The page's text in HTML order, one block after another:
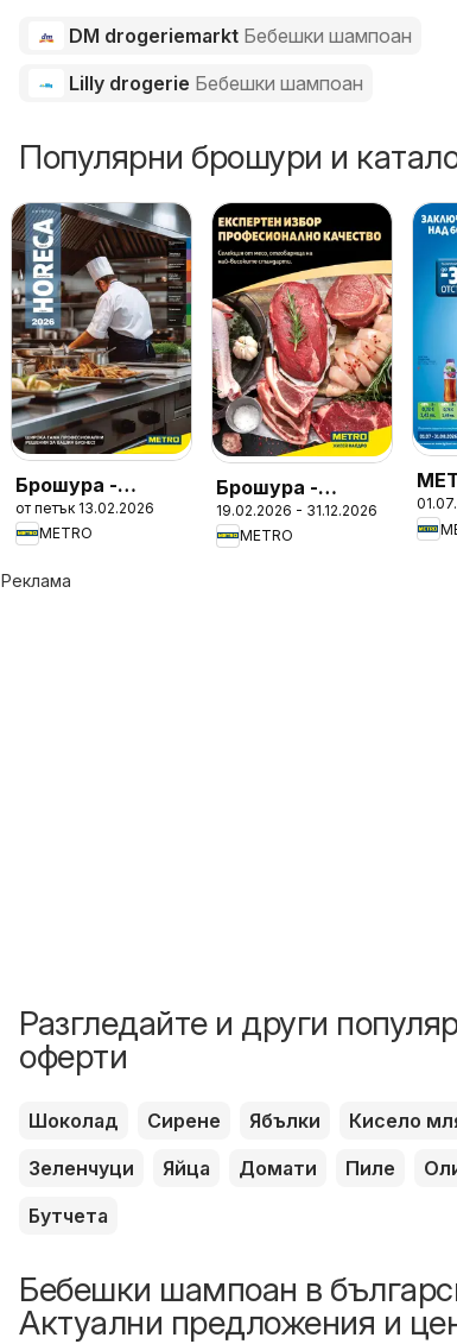
DM drogeriemarkt Бебешки шампоан
Lilly drogerie Бебешки шампоан
Популярни брошури и
Брошура -
HoReCa решения
2026
от петък 13.02.2026
METRO
Брошура -
Месото
19.02.2026 - 31.12.2026
METRO
-
Реклама
Разгледайте и други
оферти
Шоколад Сирене Ябълки Кисело
Зеленчуци
Яйца Домати Пиле
Бутчета
Бебешки шампоан в
Актуални предложения и